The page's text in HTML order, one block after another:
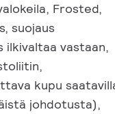
Frosted,
suojaus
ilkivaltaa vastaan,
kupu
johdotusta),